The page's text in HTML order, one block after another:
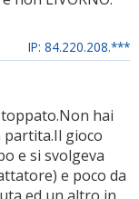
IP: 84.220.208.***
hai
partita.Il gioco
e si svolgeva
e poco da